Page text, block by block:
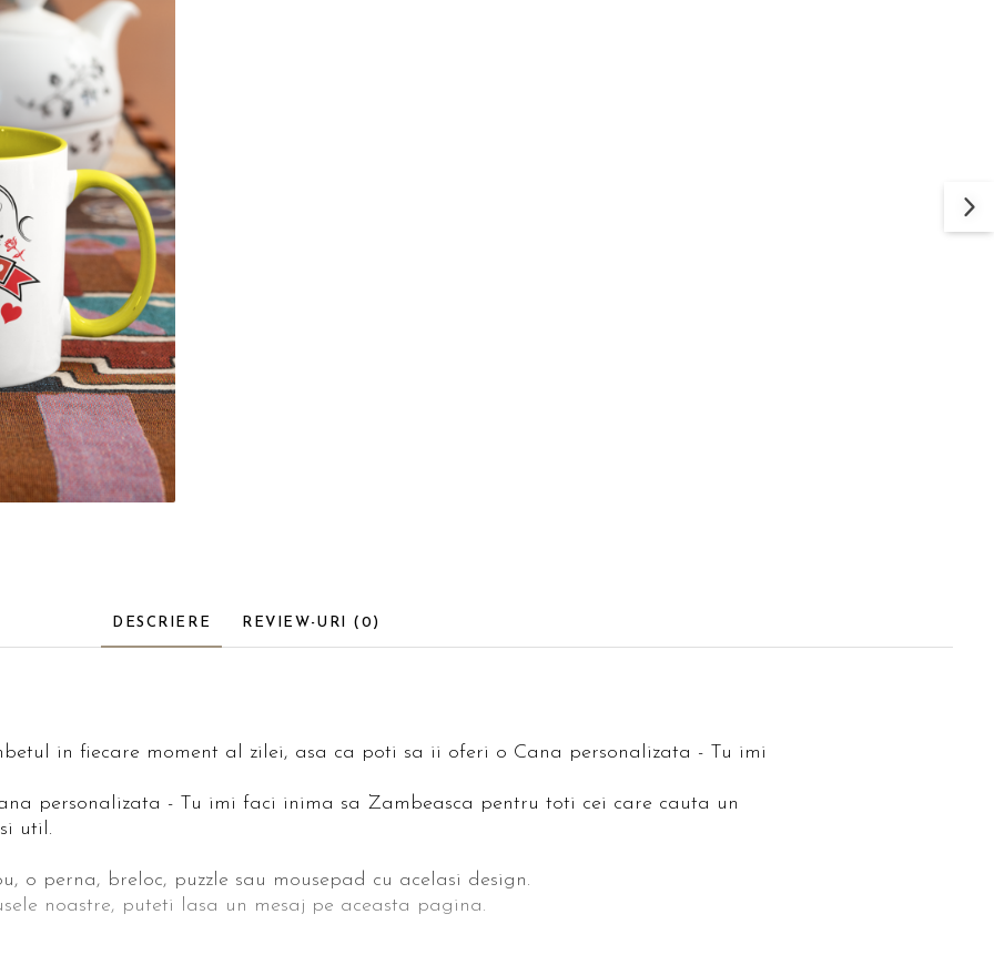
DESCRIERE REVIEW-URI (0)
in fiecare moment al zilei, asa ca poti sa ii oferi o Cana personalizata - Tu imi
personalizata - Tu imi faci inima sa Zambeasca pentru toti cei care cauta un
util.
o perna, breloc, puzzle sau mousepad cu acelasi design.
noastre, puteti lasa un mesaj pe aceasta pagina.